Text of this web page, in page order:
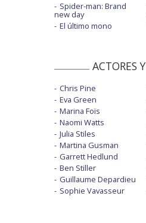
Spider-man: Brand
new day
El último mono
ACTORES
Chris Pine
Eva Green
Marina Foïs
Naomi Watts
Julia Stiles
Martina Gusman
Garrett Hedlund
Ben Stiller
Guillaume Depardieu
Sophie Vavasseur